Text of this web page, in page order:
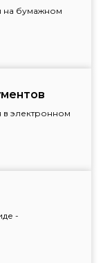
на бумажном
в электронном
-